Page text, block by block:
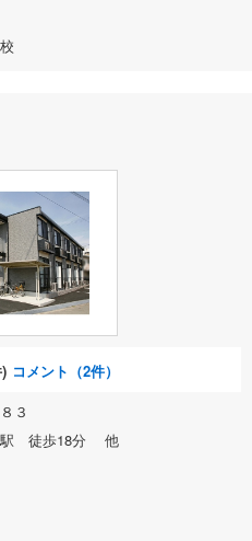
コメント（2件）
３
駅 徒歩18分 他